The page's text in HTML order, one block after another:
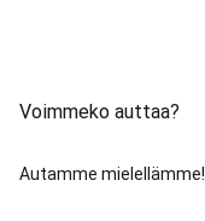
Voimmeko auttaa?
Autamme mielellämme!